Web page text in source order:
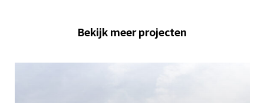
Bekijk meer projecten